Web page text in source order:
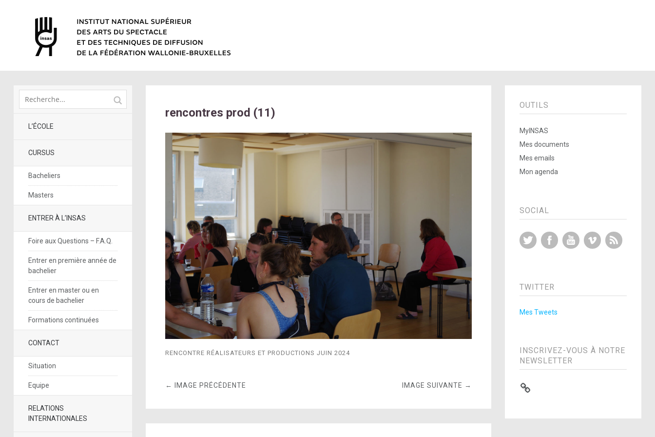
L’ÉCOLE
CURSUS
Bacheliers
Masters
ENTRER À L’INSAS
Foire aux Questions – F.A.Q.
Entrer en première année de
bachelier
Entrer en master ou en
cours de bachelier
Formations continuées
CONTACT
Situation
Equipe
RELATIONS
INTERNATIONALES
rencontres prod (11)
RENCONTRE RÉALISATEURS ET PRODUCTIONS JUIN 2024
← IMAGE PRÉCÉDENTE IMAGE SUIVANTE →
OUTILS
MyINSAS
Mes documents
Mes emails
Mon agenda
SOCIAL
Twitter FacebookYouTubeVimeo
TWITTER
Mes Tweets
INSCRIVEZ-VOUS À NOTRE
NEWSLETTER